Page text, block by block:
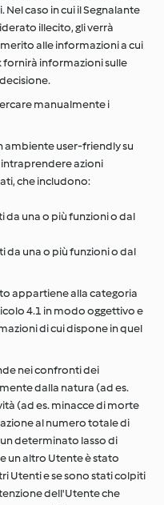
caso in cui il Segnalante
illecito, gli verrà
alle informazioni a cui
fornirà informazioni sulle
manualmente i
ambiente user-friendly su
azioni
che includono:
una o più funzioni o dal
da una o più funzioni o dal
appartiene alla categoria
4.1 in modo oggettivo e
di cui dispone in quel
nei confronti dei
dalla natura (ad es.
(ad es. minacce di morte
al numero totale di
determinato lasso di
un altro Utente è stato
Utenti e se sono stati colpiti
dell'Utente che